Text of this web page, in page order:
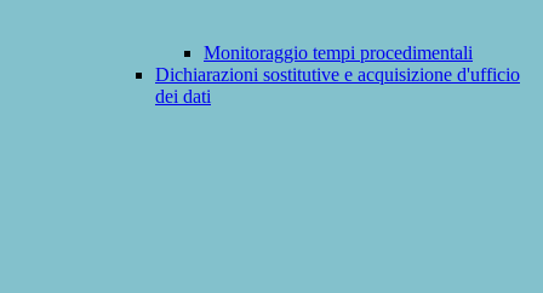
Monitoraggio tempi procedimentali
Dichiarazioni sostitutive e acquisizione d'ufficio
dei dati